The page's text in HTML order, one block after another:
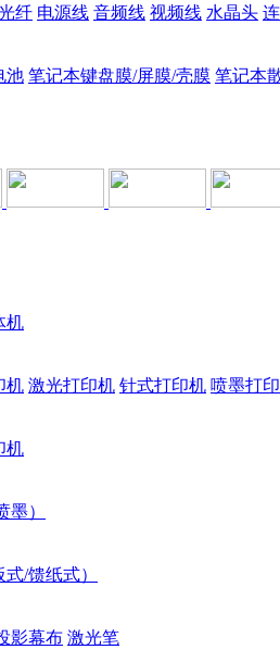
纤 电源线 音频线 视频线 水晶头
池 笔记本键盘膜/屏膜/壳膜 笔记本
机
机 激光打印机 针式打印机 喷墨打
机
）
/馈纸式）
影幕布 激光笔